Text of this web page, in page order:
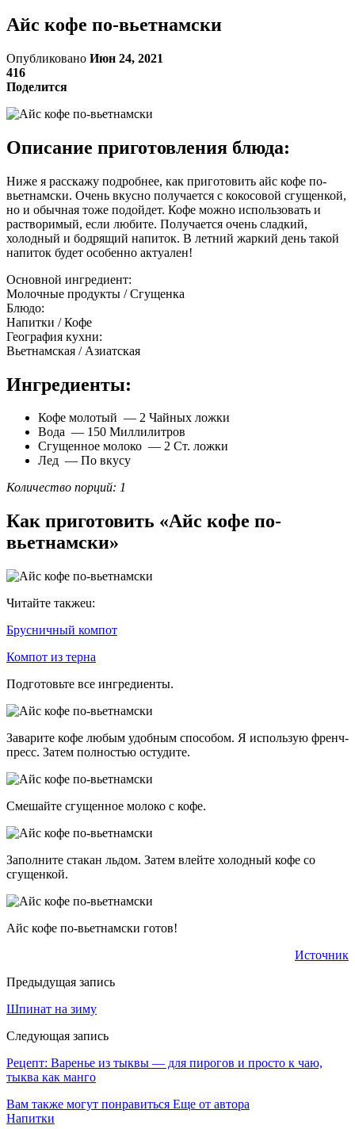
Айс кофе по-вьетнамски
Опубликовано Июн 24, 2021
416
Поделится
Описание приготовления блюда:
Ниже я расскажу подробнее, как приготовить айс кофе по-
вьетнамски. Очень вкусно получается с кокосовой сгущенкой,
но и обычная тоже подойдет. Кофе можно использовать и
растворимый, если любите. Получается очень сладкий,
холодный и бодрящий напиток. В летний жаркий день такой
напиток будет особенно актуален!
Основной ингредиент:
Молочные продукты / Сгущенка
Блюдо:
Напитки / Кофе
География кухни:
Вьетнамская / Азиатская
Ингредиенты:
Кофе молотый — 2 Чайных ложки
Вода — 150 Миллилитров
Сгущенное молоко — 2 Ст. ложки
Лед — По вкусу
Количество порций: 1
Как приготовить «Айс кофе по-
вьетнамски»
Читайте такжеu:
Брусничный компот
Компот из терна
Подготовьте все ингредиенты.
Заварите кофе любым удобным способом. Я использую френч-
пресс. Затем полностью остудите.
Смешайте сгущенное молоко с кофе.
Заполните стакан льдом. Затем влейте холодный кофе со
сгущенкой.
Айс кофе по-вьетнамски готов!
Источник
Предыдущая запись
Шпинат на зиму
Следующая запись
Рецепт: Варенье из тыквы — для пирогов и просто к чаю,
тыква как манго
Вам также могут понравиться Еще от автора
Напитки